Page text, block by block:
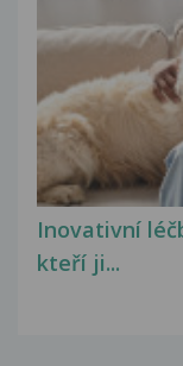
Inovativní
kteří ji...